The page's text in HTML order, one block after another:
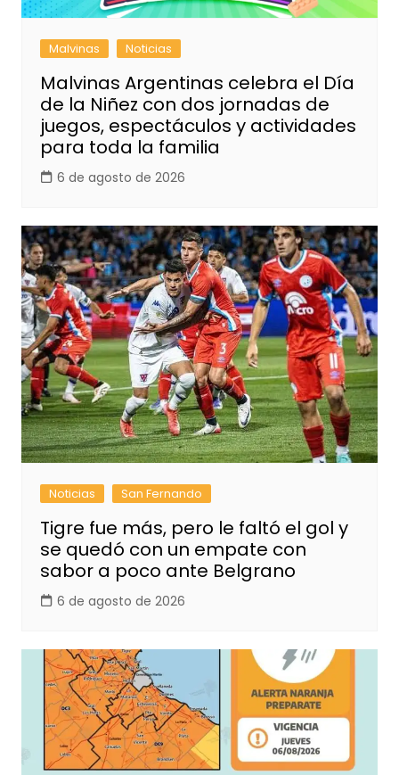
Malvinas Noticias
Malvinas Argentinas celebra el Día
de la Niñez con dos jornadas de
juegos, espectáculos y actividades
para toda la familia
6 de agosto de 2026
Noticias San Fernando
Tigre fue más, pero le faltó el gol y
se quedó con un empate con
sabor a poco ante Belgrano
6 de agosto de 2026